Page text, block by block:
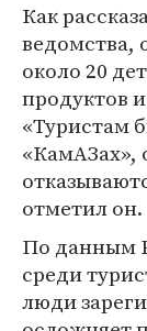
Как
ведомства,
около 20
продуктов
«Туристам
«КамАЗах»,
отметил он.
По данным
среди
люди